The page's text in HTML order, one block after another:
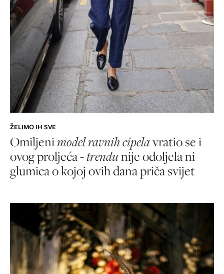
ŽELIMO IH SVE
Omiljenimodel ravnih cipelavratio se i
ovog proljeća -trendunije odoljela ni
glumica o kojoj ovih dana priča svijet